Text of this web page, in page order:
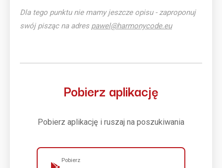
Dla tego punktu nie mamy jeszcze opisu - zaproponuj
swój pisząc na adres pawel@harmonycode.eu
Pobierz aplikację
Pobierz aplikację i ruszaj na poszukiwania
Pobierz